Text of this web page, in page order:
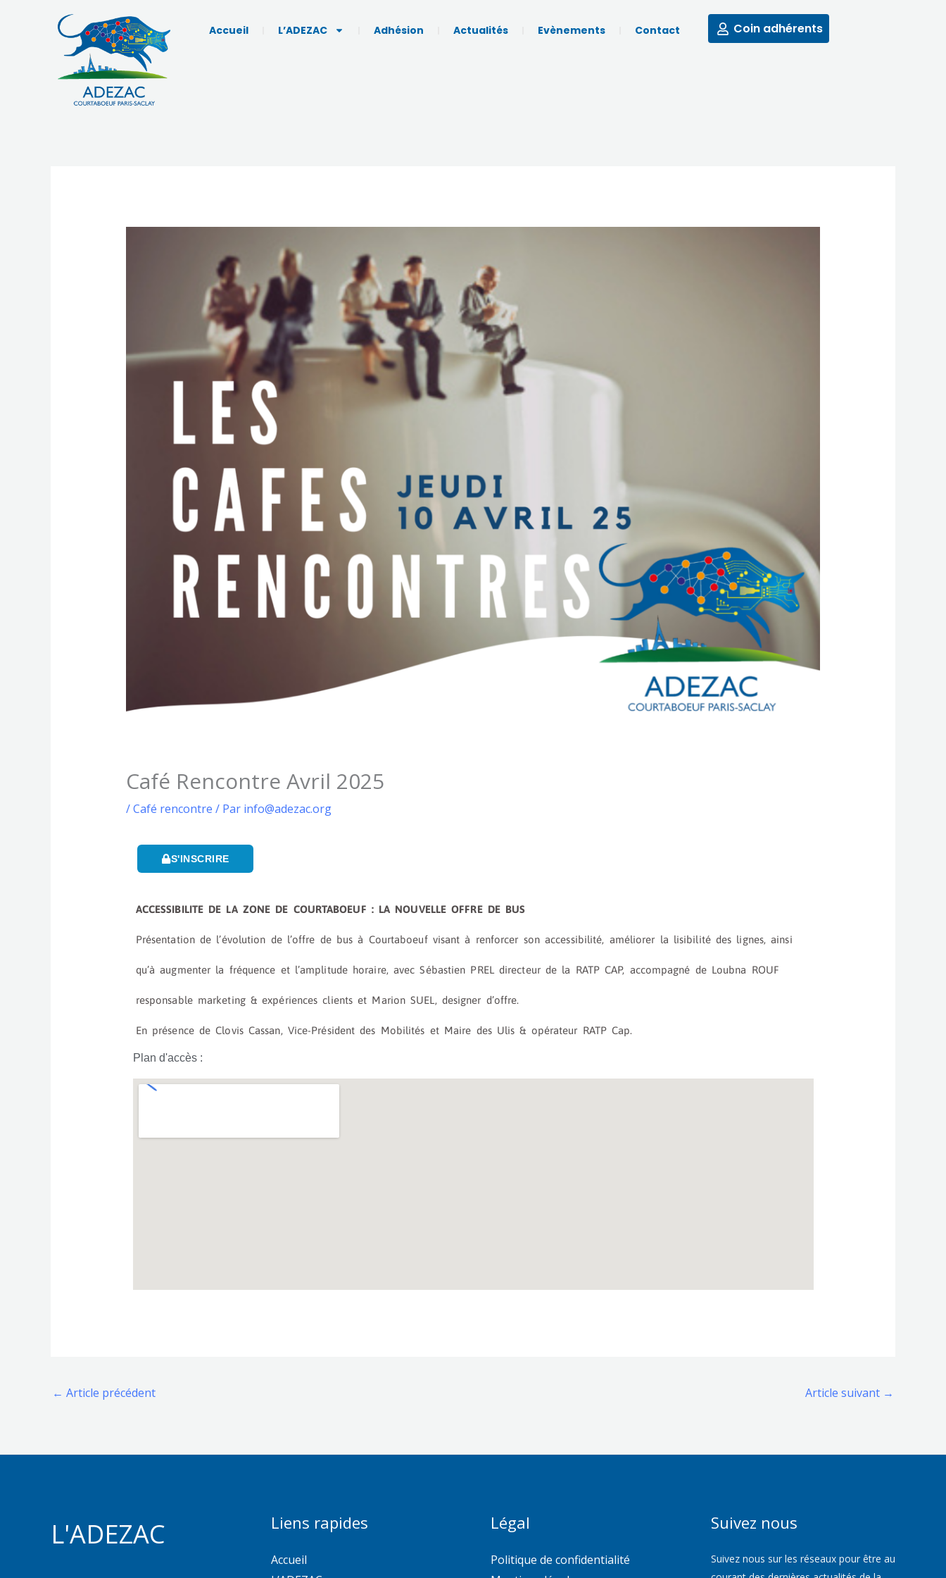
Accueil L’ADEZAC Adhésion Actualités Evènements Contact Coin adhérents
Café Rencontre Avril 2025
/Café rencontre / Par info@adezac.org
S'INSCRIRE
ACCESSIBILITE DE LA ZONE DE COURTABOEUF : LA NOUVELLE OFFRE DE BUS
Présentation de l’évolution de l’offre de bus à Courtaboeuf visant à renforcer son accessibilité, améliorer la lisibilité des lignes, ainsi
qu’à augmenter la fréquence et l’amplitude horaire, avec Sébastien PREL directeur de la RATP CAP, accompagné de Loubna ROUF
responsable marketing & expériences clients et Marion SUEL, designer d’offre.
En présence de Clovis Cassan, Vice-Président des Mobilités et Maire des Ulis & opérateur RATP Cap.
Plan d'accès :
← Article précédent Article suivant →
L'ADEZAC Liens rapides
Accueil
Légal
Politique de confidentialité
Suivez nous
Suivez nous sur les réseaux pour être au